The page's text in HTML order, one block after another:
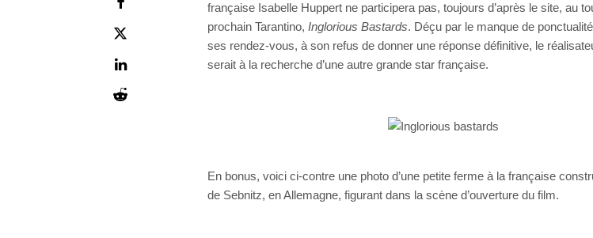
française Isabelle Huppert ne participera pas, toujours d’après le site, au
prochain Tarantino, Inglorious Bastards. Déçu par le manque de
ses rendez-vous, à son refus de donner une réponse définitive, le
serait à la recherche d’une autre grande star française.
En bonus, voici ci-contre une photo d’une petite ferme à la française
de Sebnitz, en Allemagne, figurant dans la scène d’ouverture du film.